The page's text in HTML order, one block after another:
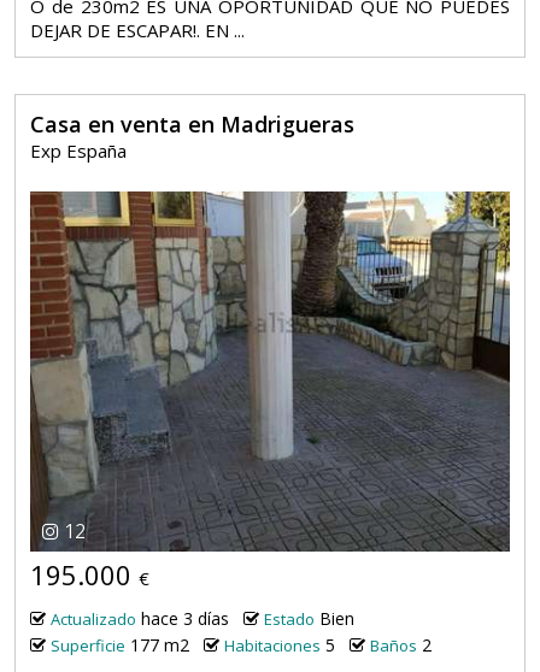
O de 230m2 ES UNA OPORTUNIDAD QUE NO PUEDES
DEJAR DE ESCAPAR!. EN ...
Casa en venta en Madrigueras
Exp España
12
195.000 €
Actualizado hace 3 días Estado Bien
Superficie 177 m2 Habitaciones 5 Baños 2